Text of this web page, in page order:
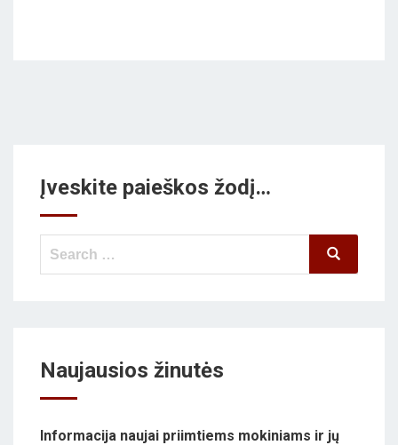
Įveskite paieškos žodį…
Search
Search
Naujausios žinutės
Informacija naujai priimtiems mokiniams ir jų